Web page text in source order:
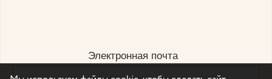
Электронная почта